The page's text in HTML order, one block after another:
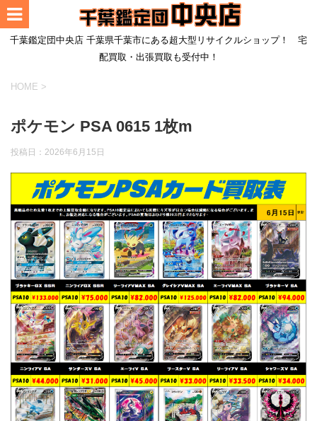
千葉鑑定団中央店 千葉県千葉市にある超大型リサイクルショップ！ 宅
配買取・出張買取も受付中！
HOME >
ポケモン PSA 0615 1枚m
投稿日： 2026年6月15日